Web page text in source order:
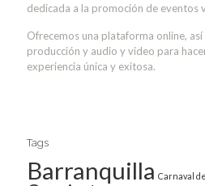
dedicada a la promoción de eventos
Ofrecemos una plataforma online,
producción y audio y video para
experiencia única y exitosa.
Tags
Barranquilla Carnaval